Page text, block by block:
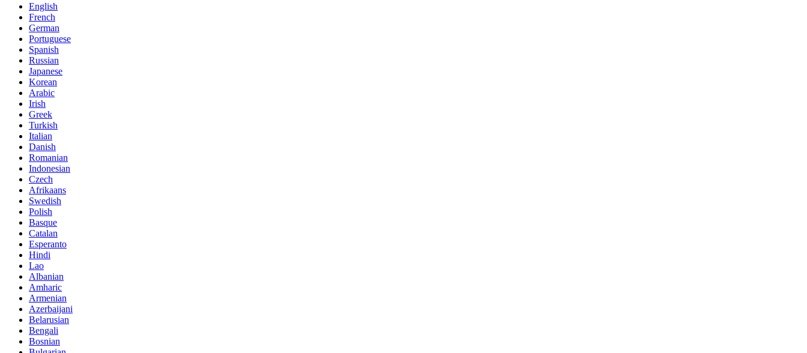
English
French
German
Portuguese
Spanish
Russian
Japanese
Korean
Arabic
Irish
Greek
Turkish
Italian
Danish
Romanian
Indonesian
Czech
Afrikaans
Swedish
Polish
Basque
Catalan
Esperanto
Hindi
Lao
Albanian
Amharic
Armenian
Azerbaijani
Belarusian
Bengali
Bosnian